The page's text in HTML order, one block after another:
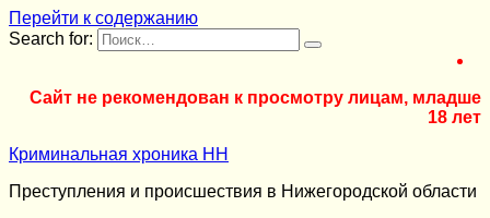
Перейти к содержанию
Search for:
Сайт не рекомендован к просмотру лицам, младше
18 лет
Криминальная хроника НН
Преступления и происшествия в Нижегородской области